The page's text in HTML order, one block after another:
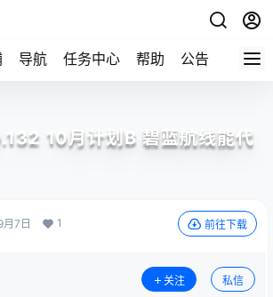
导航 任务中心 帮助 公告 APP下
10月计划B 碧蓝航线能代
7日 1 前往下载
关注 私信